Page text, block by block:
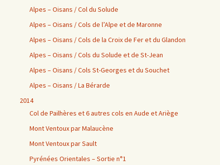
Alpes – Oisans / Col du Solude
Alpes – Oisans / Cols de l’Alpe et de Maronne
Alpes – Oisans / Cols de la Croix de Fer et du Glandon
Alpes – Oisans / Cols du Solude et de St-Jean
Alpes – Oisans / Cols St-Georges et du Souchet
Alpes – Oisans / La Bérarde
2014
Col de Pailhères et 6 autres cols en Aude et Ariège
Mont Ventoux par Malaucène
Mont Ventoux par Sault
Pyrénées Orientales – Sortie n°1